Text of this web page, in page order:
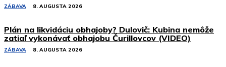
ZÁBAVA 8. AUGUSTA 2026
Plán na likvidáciu obhajoby? Dulovič: Kubina nemôže
zatiaľ vykonávať obhajobu Čurillovcov (VIDEO)
ZÁBAVA 8. AUGUSTA 2026